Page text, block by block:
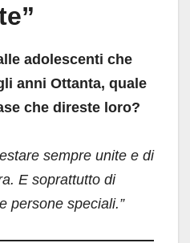
adolescenti che
anni Ottanta, quale
che direste loro?
sempre unite e di
E soprattutto di
persone speciali.”